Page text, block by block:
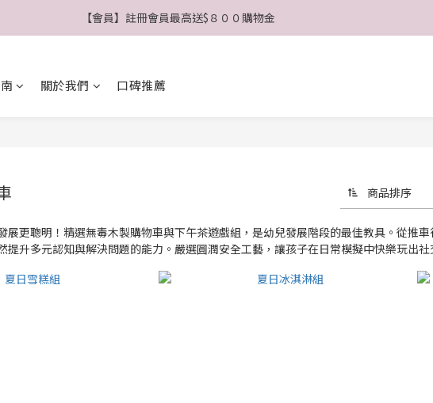
【公告】4/21(二)起 價格調整事宜
【會員】註冊會員最高送$８００購物金
關於我們 口碑推薦
商品排序
展更聰明！精選無毒木製購物車與下午茶遊戲組，是幼兒發展階段的最佳教具。從推
提升多元認知與解決問題的能力。嚴選圓潤安全工藝，讓孩子在日常模擬中快樂玩出社